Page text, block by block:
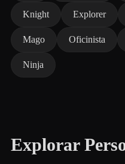
Knight Explorer
Mago Oficinista
Ninja
Explorar